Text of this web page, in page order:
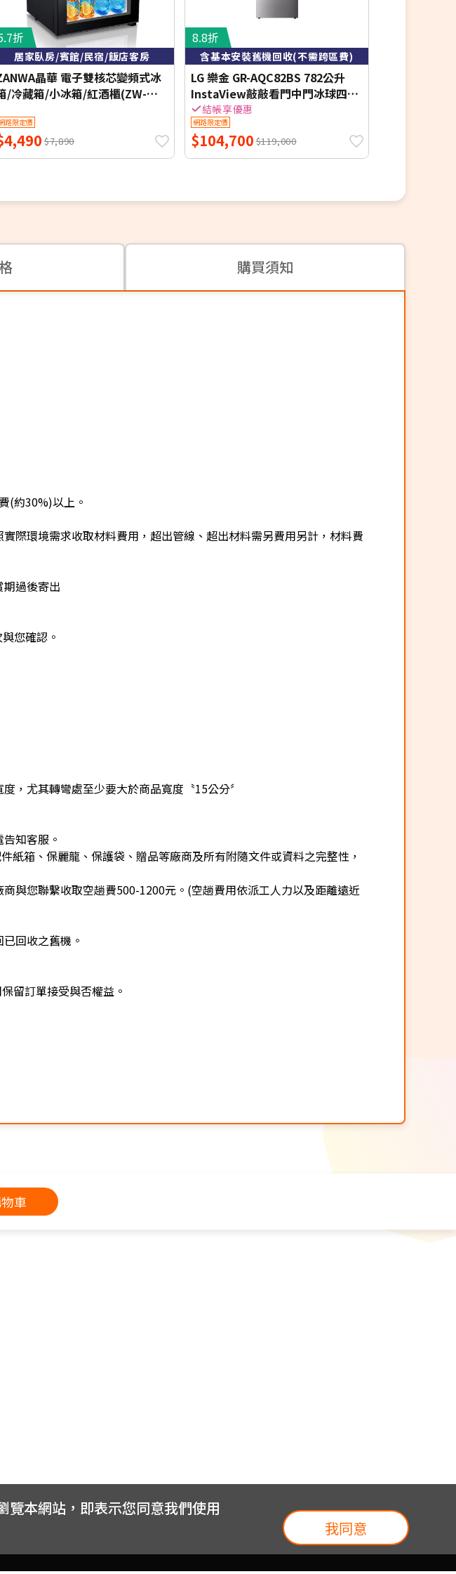
折
居家臥房/賓館/民宿/飯店客房
晶華 電子雙核芯變頻式冰
/冷藏箱/小冰箱/紅酒櫃(ZW-
路限定價
$7,890
8.8折
含基本安裝舊機回收(不需跨區費)
LG 樂金 GR-AQC82BS 782公升
InstaView敲敲看門中門冰球四門
冰箱 星夜黑【限時結帳享優惠】
結帳享優惠
網路限定價
$104,700$119,000
購買須知
(約30%)以上。
際環境需求收取材料費用，超出管線、超出材料需另費用另計，材料費
過後寄出
您確認。
，尤其轉彎處至少要大於商品寬度〝15公分〞
知客服。
箱、保麗龍、保護袋、贈品等廠商及所有附隨文件或資料之完整性，
與您聯繫收取空趟費500-1200元。(空趟費用依派工人力以及距離遠近
回收之舊機。
留訂單接受與否權益。
車
覽本網站，即表示您同意我們使用
我同意